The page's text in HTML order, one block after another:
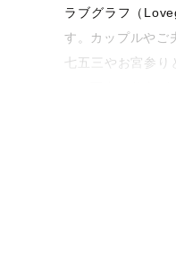
ラブグラフ（
す。カップルやご
七五三やお宮参り